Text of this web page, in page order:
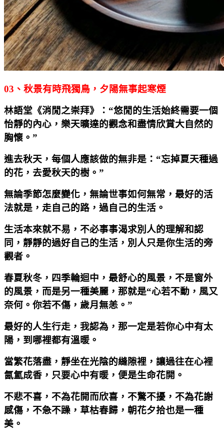
03 、秋景有時飛獨鳥，夕陽無事起寒煙
林語堂《消閒之崇拜》：“悠閒的生活始終需要一個
怡靜的內心，樂天曠達的觀念和盡情欣賞大自然的
胸懷。”
進去秋天，每個人應該做的無非是：“忘掉夏天種過
的花，去愛秋天的樹。”
無論季節怎麼變化，無論世事如何無常，最好的活
法就是，走自己的路，過自己的生活。
生活本來就不易，不必事事渴求別人的理解和認
同，靜靜的過好自己的生活，別人只是你生活的旁
觀者。
春夏秋冬，四季輪迴中，最舒心的風景，不是窗外
的風景，而是另一種美麗，那就是“心若不動，風又
奈何。你若不傷，歲月無恙。”
最好的人生行走，我認為，那一定是若你心中有太
陽，到哪裡都有溫暖。
當繁花落盡，靜坐在光陰的縫隙裡，讓過往在心裡
氤氳成香，只要心中有暖，便是生命花開。
不悲不喜，不為花開而欣喜，不驚不擾，不為花謝
感傷，不急不躁，草枯春歸，朝花夕拾也是一種
美。